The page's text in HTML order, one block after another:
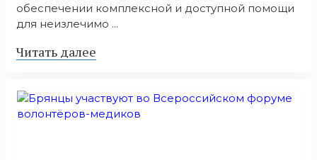
обеспечении комплексной и доступной помощи
для неизлечимо ...
Читать далее